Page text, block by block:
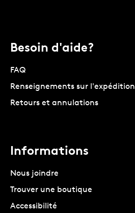
Besoin d'aide?
FAQ
Renseignements sur l'expédition
Retours et annulations
Informations
Nous joindre
Trouver une boutique
Accessibilité